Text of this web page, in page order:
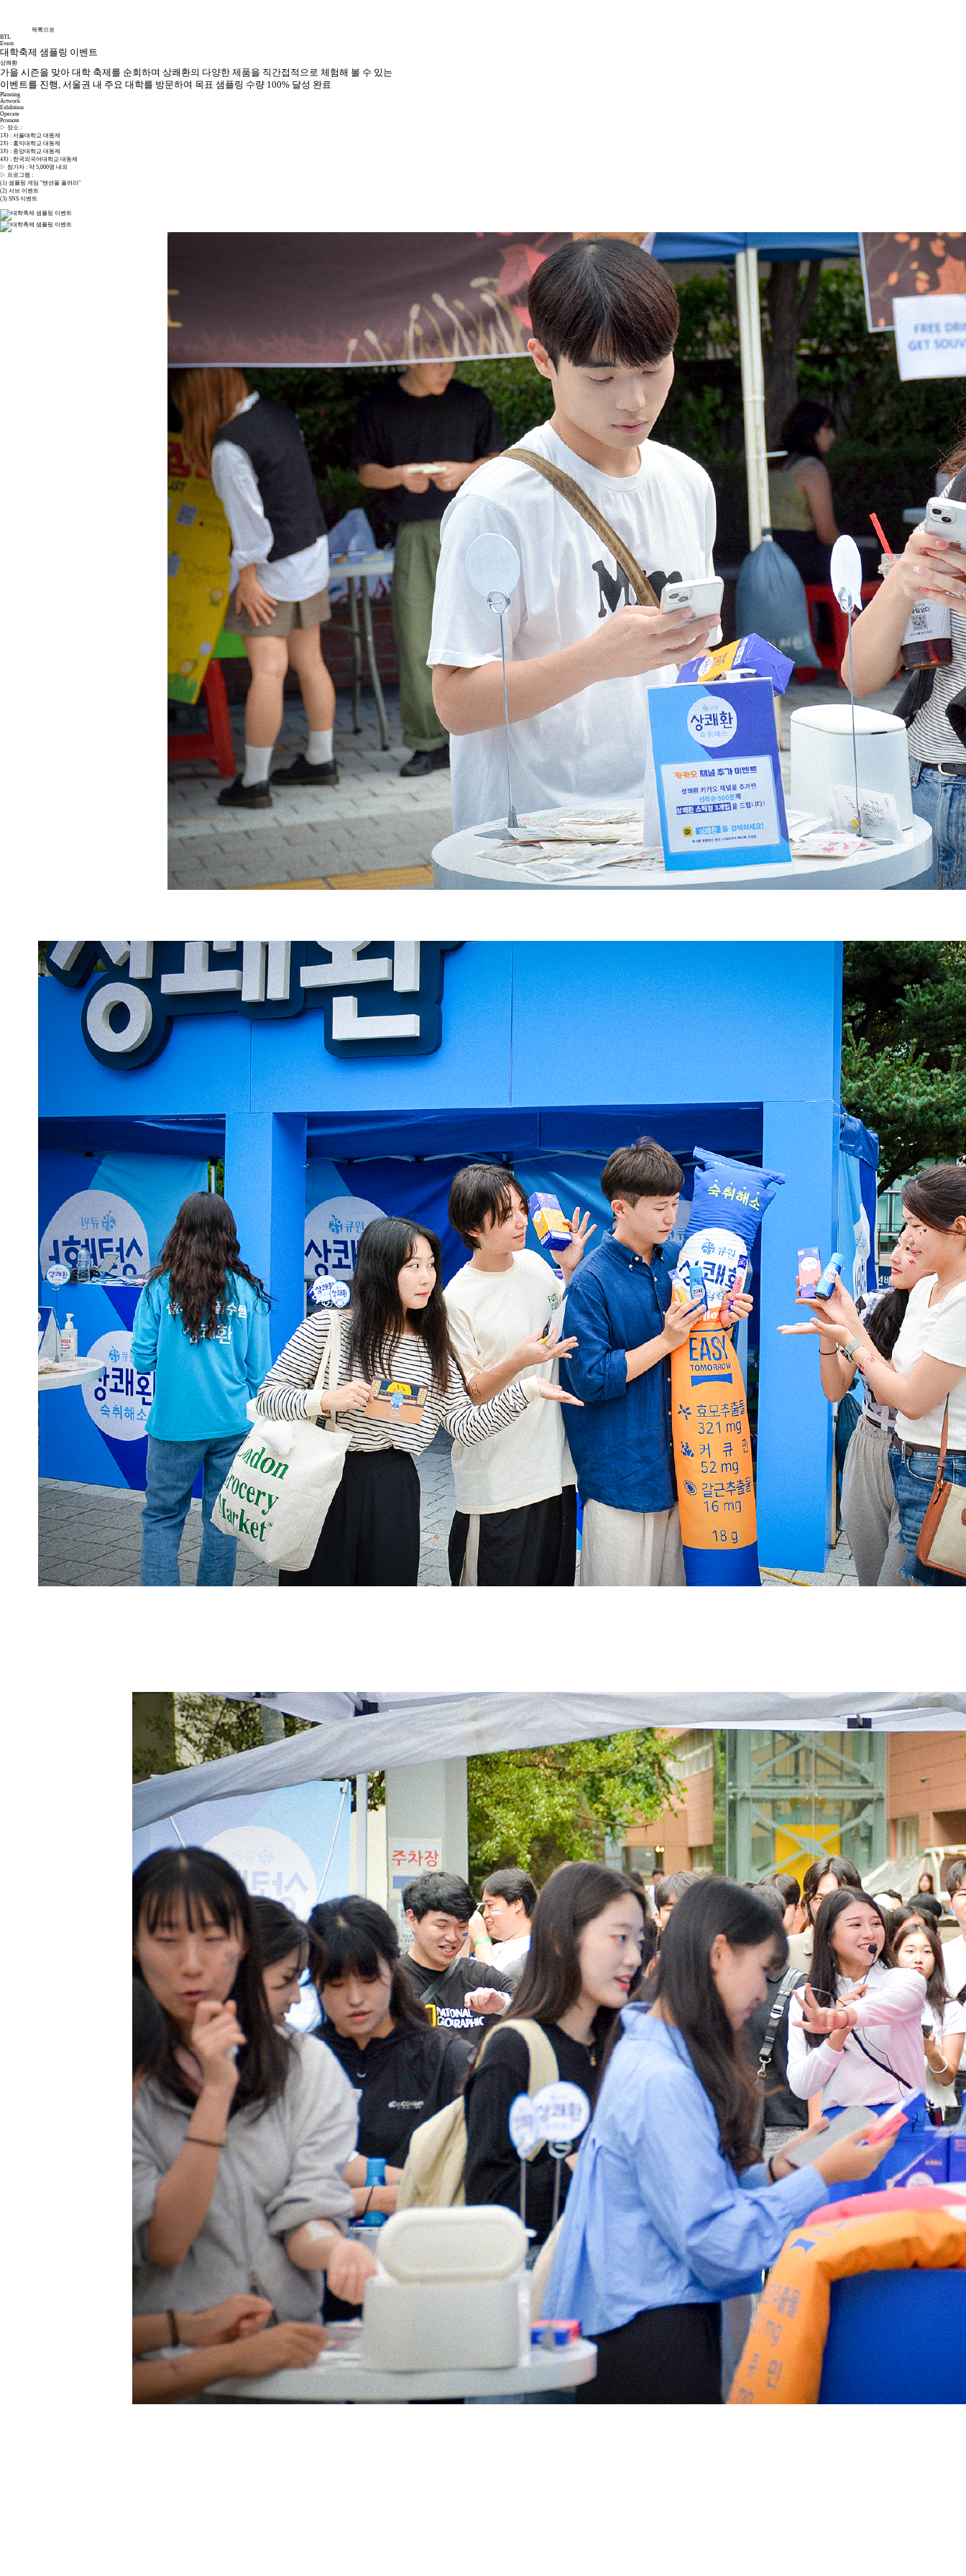
목록으로
BTL
Event
대학축제 샘플링 이벤트
상쾌환
가을 시즌을 맞아 대학 축제를 순회하며 상쾌환의 다양한 제품을 직간접적으로 체험해 볼 수 있는
이벤트를 진행, 서울권 내 주요 대학를 방문하여 목표 샘플링 수량 100% 달성 완료
Planning
Artwork
Exhibition
Operate
Promote
▷ 장소 :
1차 : 서울대학교 대동제
2차 : 홍익대학교 대동제
3차 : 중앙대학교 대동제
4차 : 한국외국어대학교 대동제
▷ 참가자 : 약 5,000명 내외
▷ 프로그램 :
(1) 샘플링 게임 "텐션을 올려라"
(2) 서브 이벤트
(3) SNS 이벤트